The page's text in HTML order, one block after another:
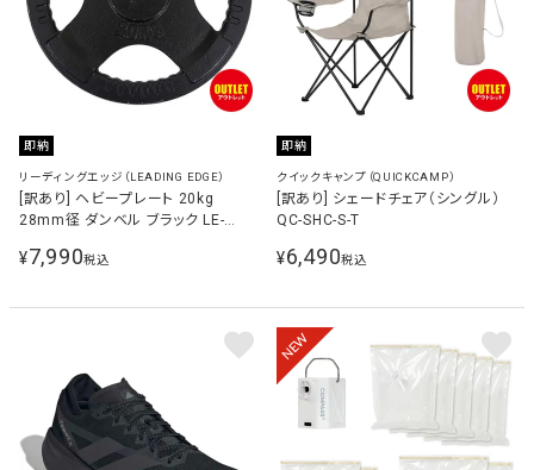
即納
リーディングエッジ（LEADING EDGE）
[訳あり] ヘビープレート 20kg
28mm径 ダンベル ブラック LE-
¥7,990税込
即納
クイックキャンプ（QUICKCAMP）
[訳あり] シェードチェア（シングル）
QC-SHC-S-T
¥6,490税込
NEW